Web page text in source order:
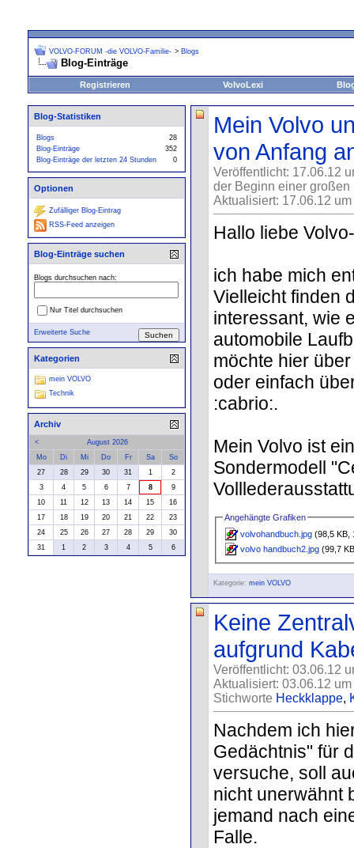
VOLVO-FORUM -die VOLVO-Familie- > Blogs
Blog-Einträge
Registrieren VolvoLexi
Mein Volvo
von Anfang
Veröffentlicht: 17.06.12
der Beginn einer großen
Aktualisiert: 17.06.12
Hallo liebe
ich habe mich
Vielleicht finden
interessant, wie
automobile
möchte hier
oder einfach
:cabrio:.
Mein Volvo ist
Sondermodell
Angehängte Grafiken
volvohandbuch.jpg (98,5 KB,
volvo handbuch2.jpg (99,7
Kategorie: mein VOLVO
Keine
aufgrund
Veröffentlicht: 03.06.12
Aktualisiert: 03.06.12
Stichworte Heckklappe,
Nachdem ich
Gedächtnis" für
versuche, soll
nicht unerwähnt
jemand nach
Falle.
Blog-Statistiken
Blogs
28
Blog-Einträge
352
Blog-Einträge der letzten 24 Stunden
0
Optionen
Zufälliger Blog-Eintrag
RSS-Feed anzeigen
Blog-Einträge suchen
Blogs durchsuchen nach:
Nur Titel durchsuchen
Erweiterte Suche
Kategorien
mein VOLVO
Technik
Archiv
<
August 2026
Mo
Di Mi Do Fr Sa
So
27
28 29 30 31 1
2
3
4 5 6 7 8
9
10
11 12 13 14 15
16
17
18 19 20 21 22
23
24
25 26 27 28 29
30
31
1 2 3 4 5 6